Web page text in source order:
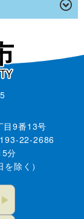
9番13号
22-2686
分
除く）